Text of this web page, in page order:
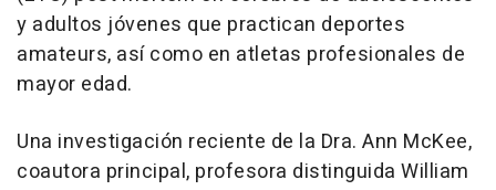
y adultos jóvenes que practican deportes
amateurs, así como en atletas profesionales de
mayor edad.
Una investigación reciente de la Dra. Ann McKee,
coautora principal, profesora distinguida William